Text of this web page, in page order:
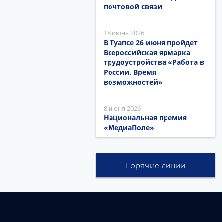
почтовой связи
18 июня 2026
В Туапсе 26 июня пройдет
Всероссийская ярмарка
трудоустройства «Работа в
России. Время
возможностей»
8 июня 2026
Национальная премия
«МедиаПоле»
Горячие линии